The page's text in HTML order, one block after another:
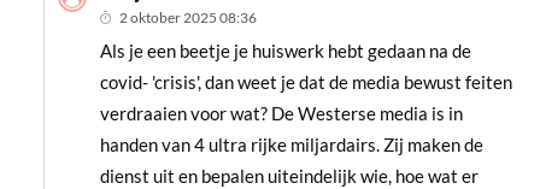
2 oktober 2025 08:36
Als je een beetje je huiswerk hebt gedaan na de
covid- 'crisis', dan weet je dat de media bewust feiten
verdraaien voor wat? De Westerse media is in
handen van 4 ultra rijke miljardairs. Zij maken de
dienst uit en bepalen uiteindelijk wie, hoe wat er